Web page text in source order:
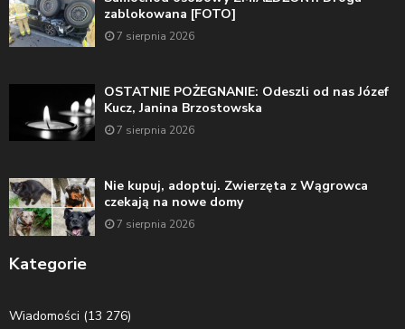
zablokowana [FOTO]
7 sierpnia 2026
OSTATNIE POŻEGNANIE: Odeszli od nas Józef
Kucz, Janina Brzostowska
7 sierpnia 2026
Nie kupuj, adoptuj. Zwierzęta z Wągrowca
czekają na nowe domy
7 sierpnia 2026
Kategorie
Wiadomości (13 276)